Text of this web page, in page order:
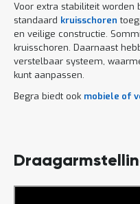
Voor extra stabiliteit
standaard kruisschoren
en veilige constructie.
kruisschoren. Daarnaast
verstelbaar systeem,
kunt aanpassen.
Begra biedt ook mobiele of